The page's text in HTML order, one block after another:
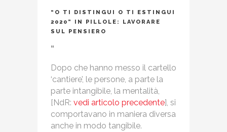
“O TI DISTINGUI O TI ESTINGUI
2020” IN PILLOLE: LAVORARE
SUL PENSIERO
“
Dopo che hanno messo il cartello
‘cantiere’, le persone, a parte la
parte intangibile, la mentalità,
[NdR: vedi articolo precedente], si
comportavano in maniera diversa
anche in modo tangibile.